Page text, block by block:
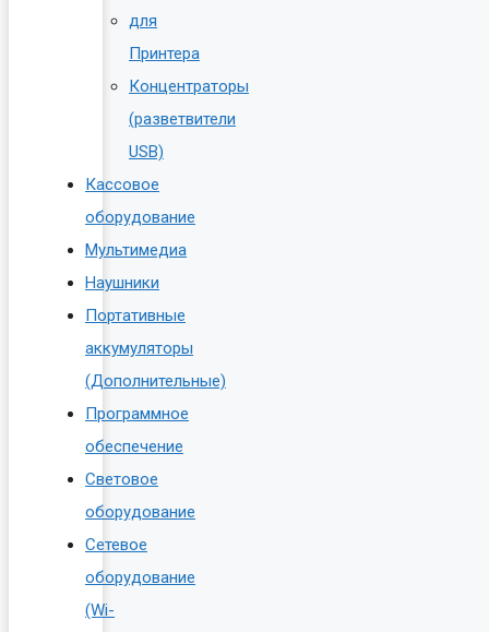
для
Принтера
Концентраторы
(разветвители
USB)
Кассовое
оборудование
Мультимедиа
Наушники
Портативные
аккумуляторы
(Дополнительные)
Программное
обеспечение
Световое
оборудование
Сетевое
оборудование
(Wi-